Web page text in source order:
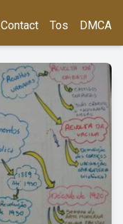
Contact Tos DMCA